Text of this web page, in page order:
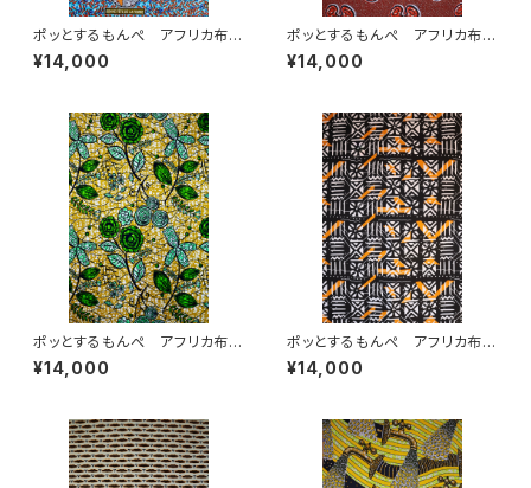
ポッとするもんぺ アフリカ布
No.240
¥14,000
ポッとするもんぺ アフリカ布
No.133
¥14,000
ポッとするもんぺ アフリカ布
No.229
¥14,000
ポッとするもんぺ アフリカ布
No.64
¥14,000